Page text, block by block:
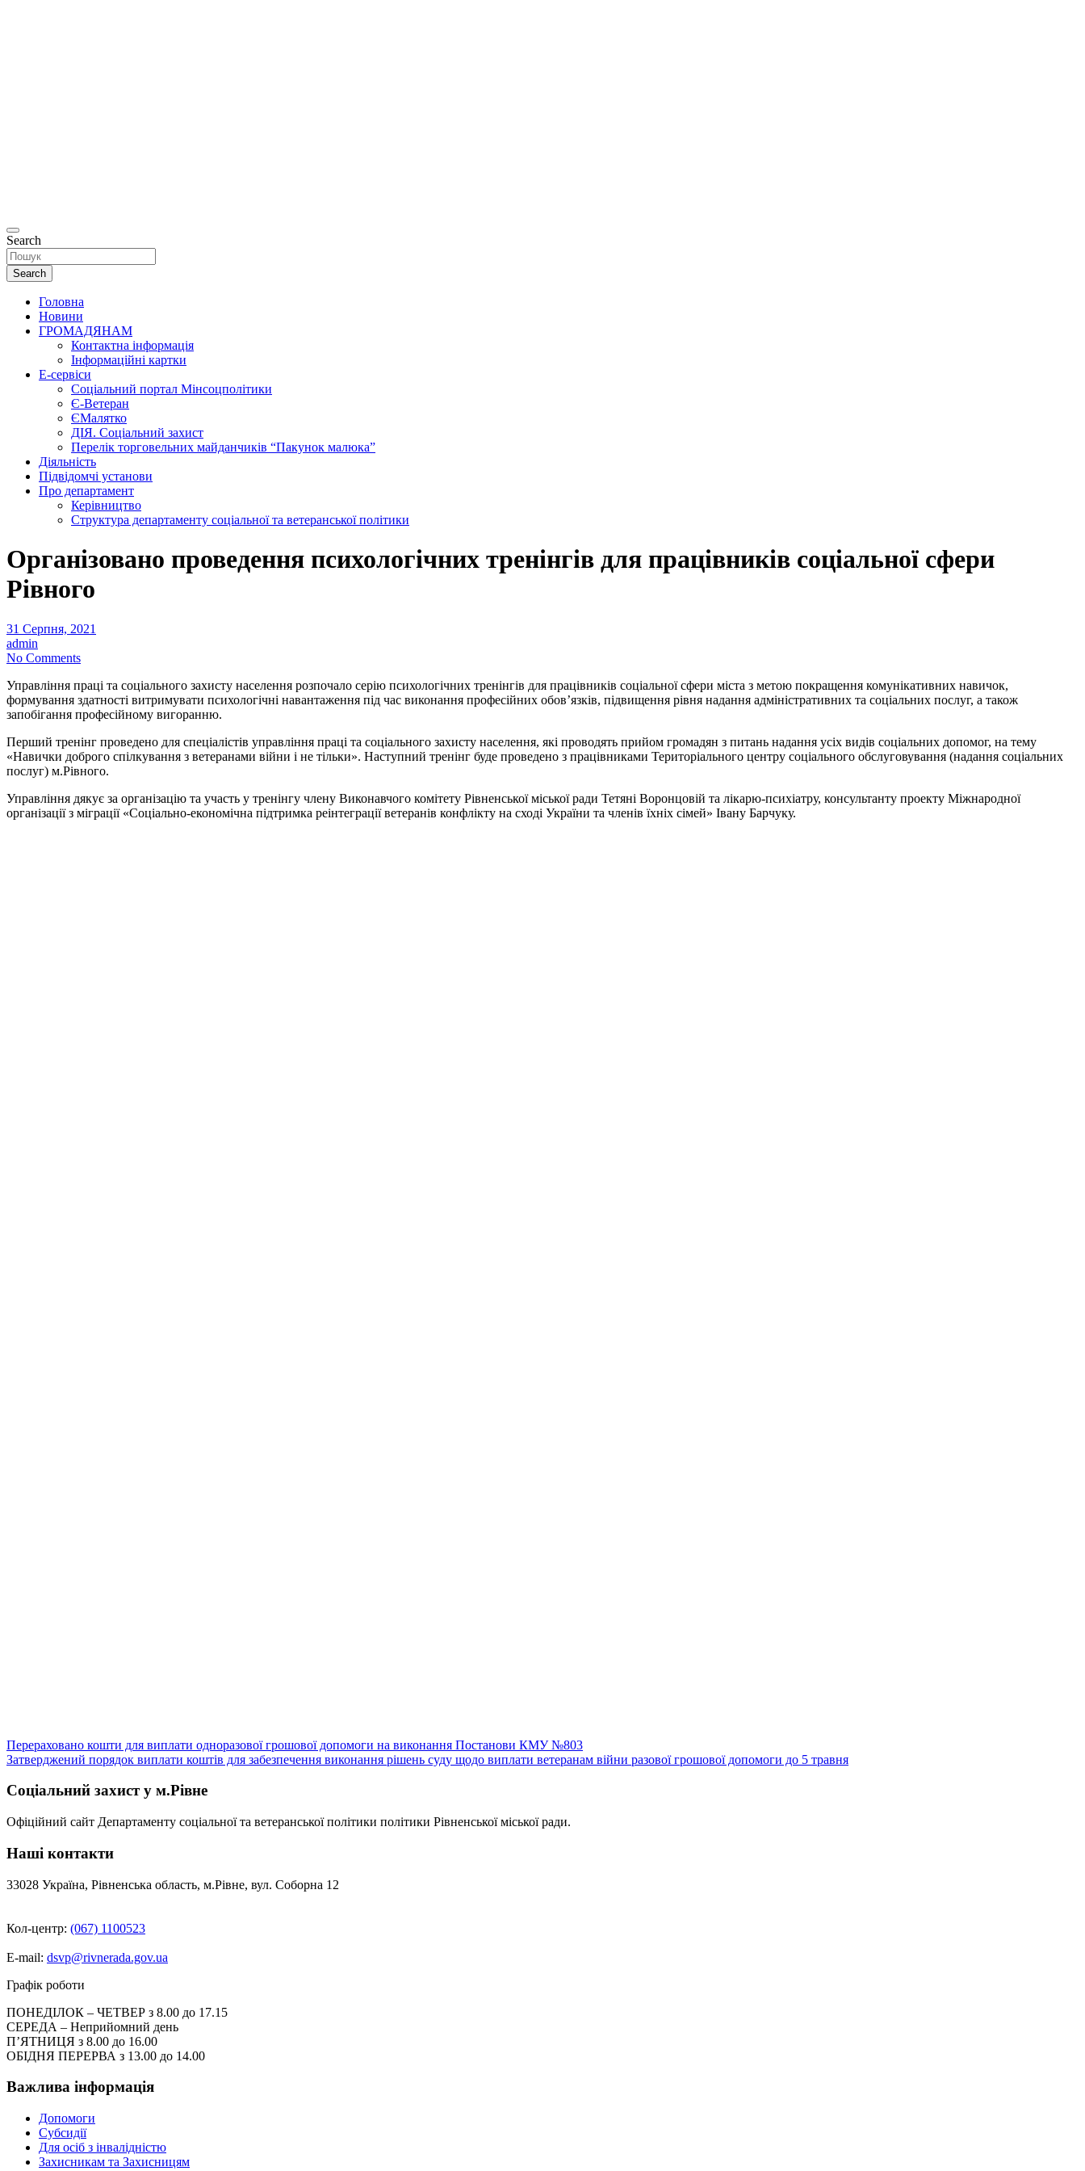
Search
Search
Головна
Новини
ГРОМАДЯНАМ
Контактна інформація
Інформаційні картки
Е-сервіси
Соціальний портал Мінсоцполітики
Є-Ветеран
ЄМалятко
ДІЯ. Соціальний захист
Перелік торговельних майданчиків “Пакунок малюка”
Діяльність
Підвідомчі установи
Про департамент
Керівництво
Структура департаменту соціальної та ветеранської політики
Організовано проведення психологічних тренінгів для працівників соціальної сфери
Рівного
31 Серпня, 2021
admin
No Comments
Управління праці та соціального захисту населення розпочало серію психологічних тренінгів для працівників соціальної сфери міста з метою покращення комунікативних навичок,
формування здатності витримувати психологічні навантаження під час виконання професійних обов’язків, підвищення рівня надання адміністративних та соціальних послуг, а також
запобігання професійному вигоранню.
Перший тренінг проведено для спеціалістів управління праці та соціального захисту населення, які проводять прийом громадян з питань надання усіх видів соціальних допомог, на тему
«Навички доброго спілкування з ветеранами війни і не тільки». Наступний тренінг буде проведено з працівниками Територіального центру соціального обслуговування (надання соціальних
послуг) м.Рівного.
Управління дякує за організацію та участь у тренінгу члену Виконавчого комітету Рівненської міської ради Тетяні Воронцовій та лікарю-психіатру, консультанту проекту Міжнародної
організації з міграції «Соціально-економічна підтримка реінтеграції ветеранів конфлікту на сході України та членів їхніх сімей» Івану Барчуку.
Навігація
записів
Перераховано кошти для виплати одноразової грошової допомоги на виконання Постанови КМУ №803
Затверджений порядок виплати коштів для забезпечення виконання рішень суду щодо виплати ветеранам війни разової грошової допомоги до 5 травня
Соціальний захист у м.Рівне
Офіційний сайт Департаменту соціальної та ветеранської політики політики Рівненської міської ради.
Наші контакти
33028 Україна, Рівненська область, м.Рівне, вул. Соборна 12
Кол-центр: (067) 1100523
E-mail: dsvp@rivnerada.gov.ua
Графік роботи
ПОНЕДІЛОК – ЧЕТВЕР з 8.00 до 17.15
СЕРЕДА – Неприйомний день
П’ЯТНИЦЯ з 8.00 до 16.00
ОБІДНЯ ПЕРЕРВА з 13.00 до 14.00
Важлива інформація
Допомоги
Субсидії
Для осіб з інвалідністю
Захисникам та Захисницям